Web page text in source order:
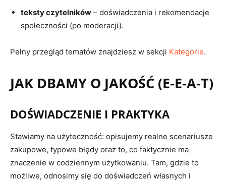
teksty czytelników – doświadczenia i rekomendacje
społeczności (po moderacji).
Pełny przegląd tematów znajdziesz w sekcji Kategorie.
JAK DBAMY O JAKOŚĆ (E‑E‑A‑T)
DOŚWIADCZENIE I PRAKTYKA
Stawiamy na użyteczność: opisujemy realne scenariusze
zakupowe, typowe błędy oraz to, co faktycznie ma
znaczenie w codziennym użytkowaniu. Tam, gdzie to
możliwe, odnosimy się do doświadczeń własnych i